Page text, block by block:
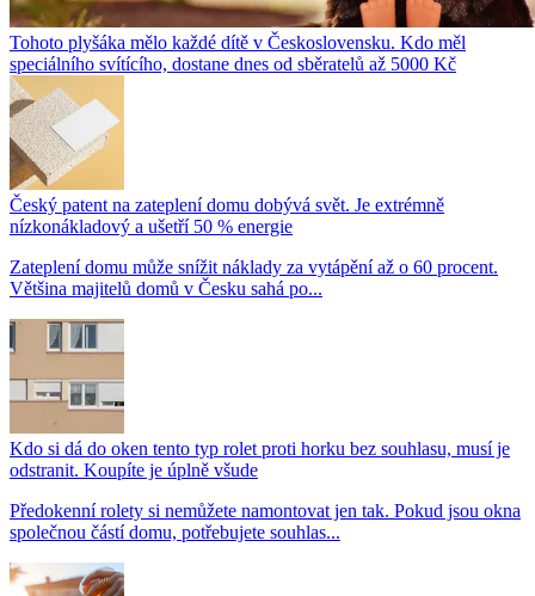
Tohoto plyšáka mělo každé dítě v Československu. Kdo měl
speciálního svítícího, dostane dnes od sběratelů až 5000 Kč
Český patent na zateplení domu dobývá svět. Je extrémně
nízkonákladový a ušetří 50 % energie
Zateplení domu může snížit náklady za vytápění až o 60 procent.
Většina majitelů domů v Česku sahá po...
Kdo si dá do oken tento typ rolet proti horku bez souhlasu, musí je
odstranit. Koupíte je úplně všude
Předokenní rolety si nemůžete namontovat jen tak. Pokud jsou okna
společnou částí domu, potřebujete souhlas...